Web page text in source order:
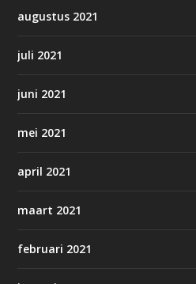
augustus 2021
juli 2021
juni 2021
mei 2021
april 2021
maart 2021
februari 2021